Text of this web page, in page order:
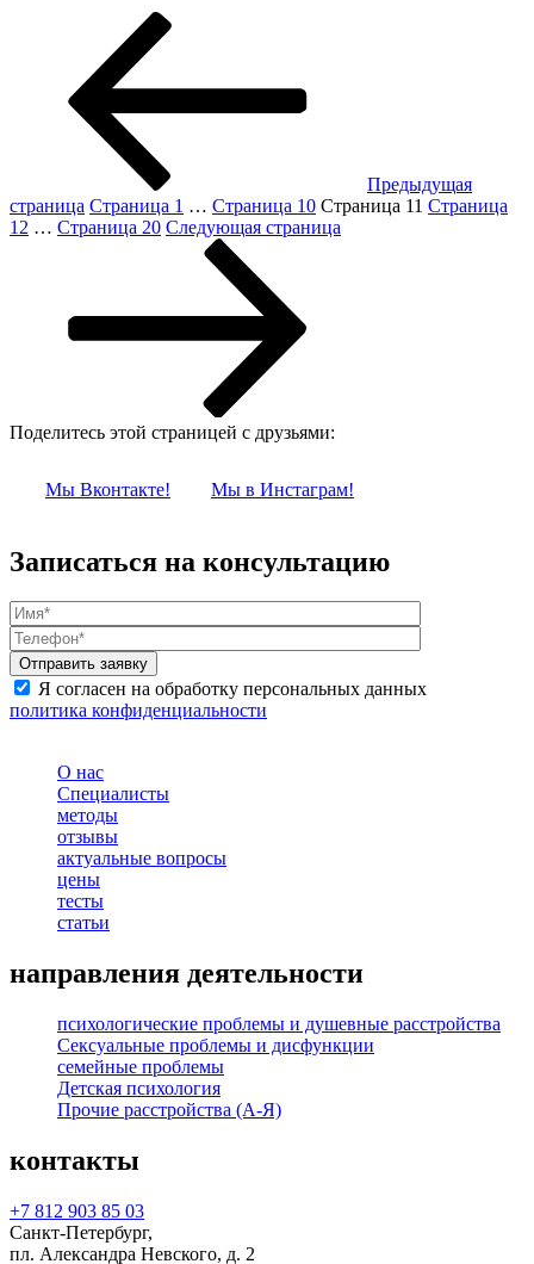
Предыдущая
страница Страница 1 … Страница 10 Страница 11 Страница
12 … Страница 20 Следующая страница
Поделитесь этой страницей с друзьями:
Мы Вконтакте! Мы в Инстаграм!
Записаться на консультацию
Я согласен на обработку персональных данных
политика конфиденциальности
О нас
Специалисты
методы
отзывы
актуальные вопросы
цены
тесты
статьи
направления деятельности
психологические проблемы и душевные расстройства
Сексуальные проблемы и дисфункции
семейные проблемы
Детская психология
Прочие расстройства (А-Я)
контакты
+7 812 903 85 03
Санкт-Петербург,
пл. Александра Невского, д. 2